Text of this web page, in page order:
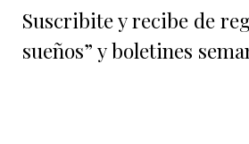
Suscribite y recibe de
sueños” y boletines